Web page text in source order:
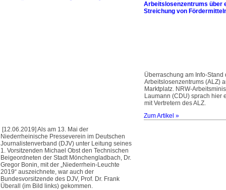
[12.06.2019] Als am 13. Mai der
Niederrheinische Presseverein im Deutschen
Journalistenverband (DJV) unter Leitung seines
1. Vorsitzenden Michael Obst den Technischen
Beigeordneten der Stadt Mönchengladbach, Dr.
Gregor Bonin, mit der „Niederrhein-Leuchte
2019“ auszeichnete, war auch der
Bundesvorsitzende des DJV, Prof. Dr. Frank
Überall (im Bild links) gekommen.
Arbeitslosenzentrums über
Streichung von
Überraschung am Info-Stand
Arbeitslosenzentrums (ALZ)
Marktplatz. NRW-
Laumann (CDU) sprach hier
mit Vertretern des ALZ.
Zum Artikel »